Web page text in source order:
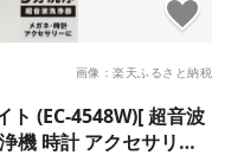
画像：楽天ふるさと納税
ト (EC-4548W)[ 超音波
機 時計 アクセサリー